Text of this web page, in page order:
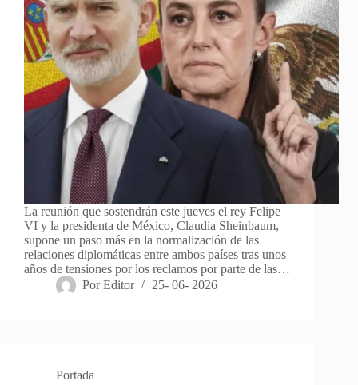
La reunión que sostendrán este jueves el rey Felipe
VI y la presidenta de México, Claudia Sheinbaum,
supone un paso más en la normalización de las
relaciones diplomáticas entre ambos países tras unos
años de tensiones por los reclamos por parte de las…
Por Editor 25- 06- 2026
Portada